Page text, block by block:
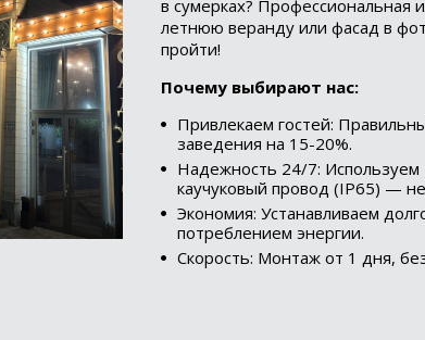
в сумерках? Профессиональная
летнюю веранду или фасад в
пройти!
Почему выбирают нас:
Привлекаем гостей:
заведения на 15-20%.
Надежность 24/7:
каучуковый провод (IP65) —
Экономия: Устанавливаем
потреблением энергии.
Скорость: Монтаж от 1 дня,